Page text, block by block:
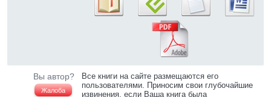
Вы автор?
Жалоба
Все книги на сайте размещаются его
пользователями. Приносим свои глубочайшие
извинения, если Ваша книга была